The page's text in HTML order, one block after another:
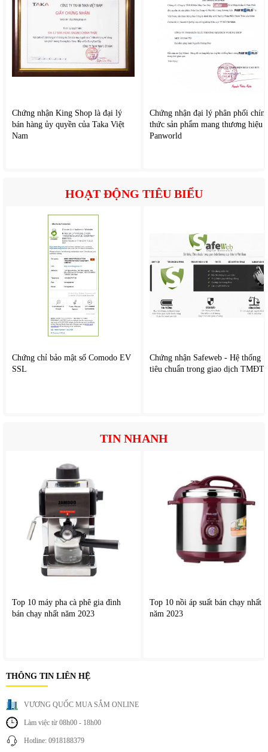
4. Công nghệ xay hỗ trợ thành phẩm mịn hơn
Máy xay sinh tố đa năng
Philips HR2228/90 được tối ưu
khả năng xay nhờ thiết kế lưỡi dao sắc bén kết hợp hệ
thống đảo trộn nguyên liệu hiệu quả.
Trong quá trình hoạt động, nguyên liệu được cuốn đều
xuống lưỡi dao giúp tăng độ mịn và giảm tình trạng kẹt thực
phẩm ở đáy cối.
5. Điều khiển đơn giản, dễ sử dụng
Máy được trang bị núm xoay điều chỉnh tốc độ trực quan
giúp thao tác nhanh chóng và dễ làm quen.
6. Lưỡi dao sắc bén, độ bền cao
Philips HR2228/90 sử dụng lưỡi dao bằng thép không gỉ có
Chứng nhận King Shop là đại lý
bán hàng ủy quyền của Taka Việt
Nam
Chứng nhận đại lý phân phối
thức sản phẩm mang thương hiệu
Panworld
HOẠT ĐỘNG TIÊU BIỂU
Chứng chỉ bảo mật số Comodo EV
SSL
Chứng nhận Safeweb - Hệ thống
tiêu chuẩn trong giao dịch TMĐT
TIN NHANH
Top 10 máy pha cà phê gia đình
bán chạy nhất năm 2023
Top 10 nồi áp suất bán chạy nhất
năm 2023
THÔNG TIN LIÊN HỆ
VƯƠNG QUỐC MUA SẮM ONLINE
Làm việc từ 08h00 - 18h00
Hotline: 0918188379